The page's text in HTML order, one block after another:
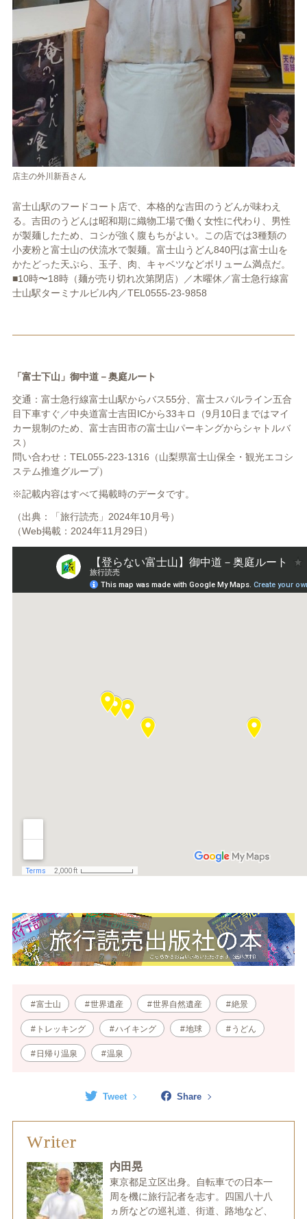
店主の外川新吾さん
富士山駅のフードコート店で、本格的な吉田のうどんが味わえ
る。吉田のうどんは昭和期に織物工場で働く女性に代わり、男性
が製麺したため、コシが強く腹もちがよい。この店では3種類の
小麦粉と富士山の伏流水で製麺。富士山うどん840円は富士山を
かたどった天ぷら、玉子、肉、キャベツなどボリューム満点だ。
■10時〜18時（麺が売り切れ次第閉店）／木曜休／富士急行線富
士山駅ターミナルビル内／TEL0555-23-9858
「富士下山」 御中道－奥庭ルート
交通：富士急行線富士山駅からバス55分、富士スバルライン五合
目下車すぐ／中央道富士吉田ICから33キロ（9月10日まではマイ
カー規制のため、富士吉田市の富士山パーキングからシャトルバ
ス）
問い合わせ：TEL055-223-1316（山梨県富士山保全・観光エコシ
ステム推進グループ）
※記載内容はすべて掲載時のデータです。
（出典：「旅行読売」2024年10月号）
（Web掲載：2024年11月29日）
富士山 世界遺産 世界自然遺産 絶景
トレッキング ハイキング 地球 うどん
日帰り温泉 温泉
Tweet Share
Writer
内田晃
東京都足立区出身。自転車での日本一
周を機に旅行記者を志す。四国八十八
ヵ所などの巡礼道、街道、路地など、